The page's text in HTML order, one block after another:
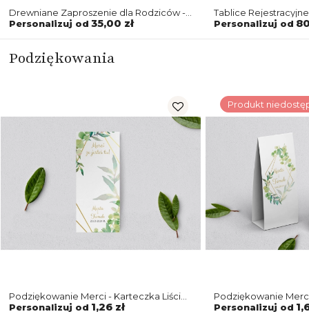
Drewniane Zaproszenie dla Rodziców -
Liście Motyw 4
Personalizuj od 35,00 zł
Tablice
Motyw 4
Personalizuj od
Podziękowania
Podziękowanie Merci - Karteczka Liście
- Motyw 4
Personalizuj od 1,26 zł
Produkt
Podziękowanie
Liście Motyw 4
Personalizuj od